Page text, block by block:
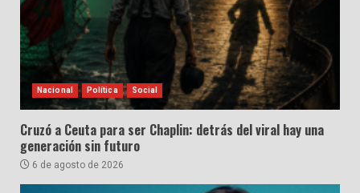
Nacional Política Social
Cruzó a Ceuta para ser Chaplin: detrás del viral hay una
generación sin futuro
6 de agosto de 2026